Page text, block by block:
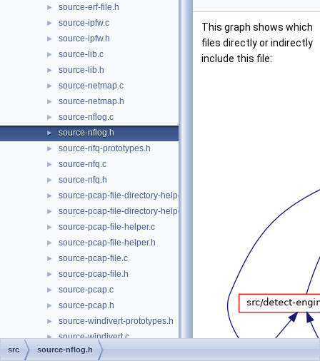
► source-erf-file.h
► source-ipfw.c
► source-ipfw.h
► source-lib.c
► source-lib.h
► source-netmap.c
► source-netmap.h
► source-nflog.c
► source-nflog.h
► source-nfq-prototypes.h
► source-nfq.c
► source-nfq.h
► source-pcap-file-directory-helper.c
► source-pcap-file-directory-helper.h
► source-pcap-file-helper.c
► source-pcap-file-helper.h
► source-pcap-file.c
► source-pcap-file.h
► source-pcap.c
► source-pcap.h
► source-windivert-prototypes.h
► source-windivert.c
source-windivert.h
This graph shows which
files directly or indirectly
include this file:
src source-nflog.h